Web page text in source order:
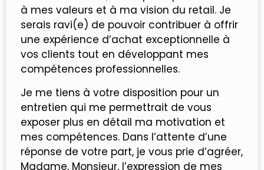
à mes valeurs et à ma vision du retail. Je
serais ravi(e) de pouvoir contribuer à offrir
une expérience d’achat exceptionnelle à
vos clients tout en développant mes
compétences professionnelles.
Je me tiens à votre disposition pour un
entretien qui me permettrait de vous
exposer plus en détail ma motivation et
mes compétences. Dans l’attente d’une
réponse de votre part, je vous prie d’agréer,
Madame, Monsieur, l’expression de mes